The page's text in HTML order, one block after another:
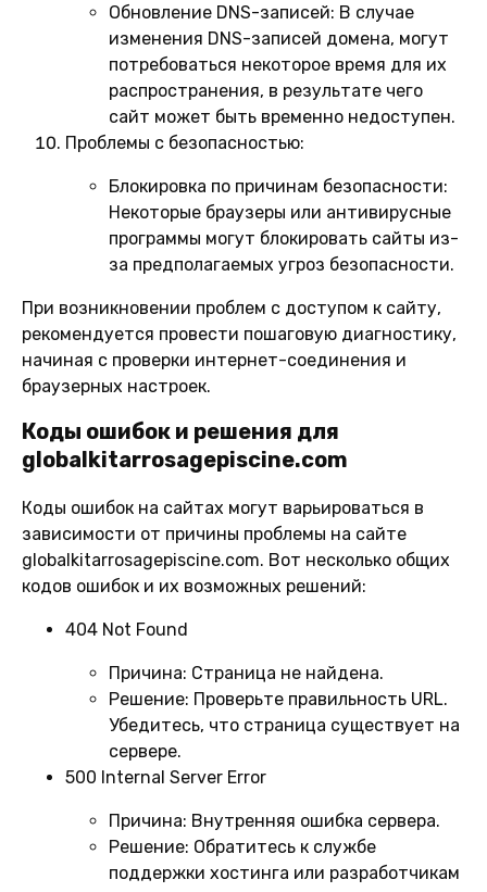
Обновление DNS-записей: В случае
изменения DNS-записей домена, могут
потребоваться некоторое время для их
распространения, в результате чего
сайт может быть временно недоступен.
Проблемы с безопасностью:
Блокировка по причинам безопасности:
Некоторые браузеры или антивирусные
программы могут блокировать сайты из-
за предполагаемых угроз безопасности.
При возникновении проблем с доступом к сайту,
рекомендуется провести пошаговую диагностику,
начиная с проверки интернет-соединения и
браузерных настроек.
Коды ошибок и решения для
globalkitarrosagepiscine.com
Коды ошибок на сайтах могут варьироваться в
зависимости от причины проблемы на сайте
globalkitarrosagepiscine.com. Вот несколько общих
кодов ошибок и их возможных решений:
404 Not Found
Причина: Страница не найдена.
Решение: Проверьте правильность URL.
Убедитесь, что страница существует на
сервере.
500 Internal Server Error
Причина: Внутренняя ошибка сервера.
Решение: Обратитесь к службе
поддержки хостинга или разработчикам